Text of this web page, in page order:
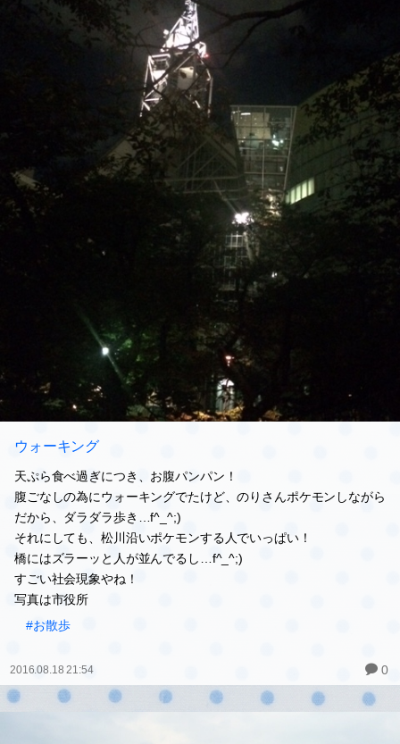
ウォーキング
天ぷら食べ過ぎにつき、お腹パンパン！
腹ごなしの為にウォーキングでたけど、のりさんポケモンしながら
だから、ダラダラ歩き…f^_^;)
それにしても、松川沿いポケモンする人でいっぱい！
橋にはズラーッと人が並んでるし…f^_^;)
すごい社会現象やね！
写真は市役所
#お散歩
2016.08.18 21:54 0